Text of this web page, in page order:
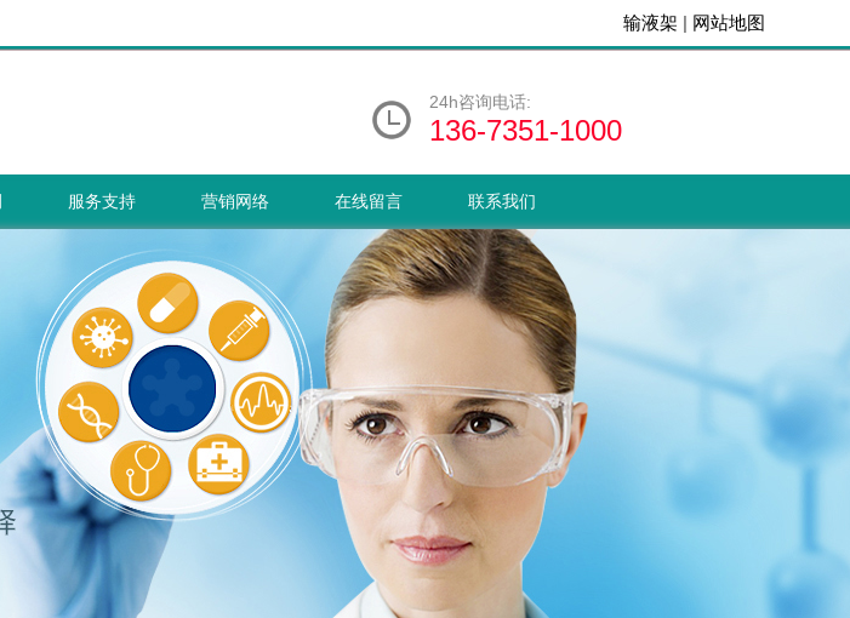
输液架 | 网站地图
24h咨询电话:
136-7351-1000
服务支持 营销网络 在线留言 联系我们